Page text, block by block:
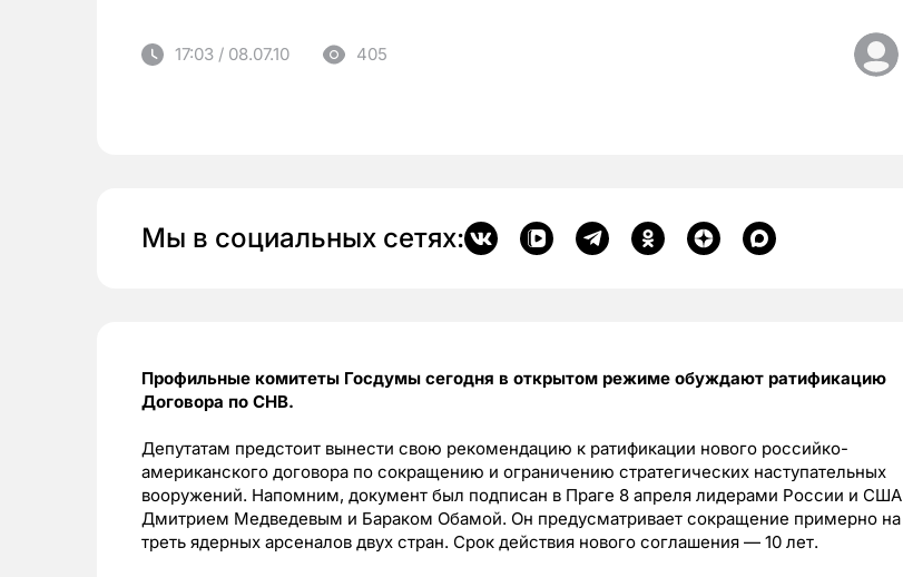
17:03 / 08.07.10 405
Мы в социальных сетях:
Профильные комитеты Госдумы сегодня в открытом режиме обуждают ратификацию
Договора по СНВ.
Депутатам предстоит вынести свою рекомендацию к ратификации нового российко-
американского договора по сокращению и ограничению стратегических наступательных
вооружений. Напомним, документ был подписан в Праге 8 апреля лидерами России и США
Дмитрием Медведевым и Бараком Обамой. Он предусматривает сокращение примерно на
треть ядерных арсеналов двух стран. Срок действия нового соглашения — 10 лет.